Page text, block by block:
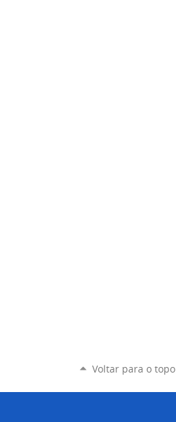
Voltar para o topo